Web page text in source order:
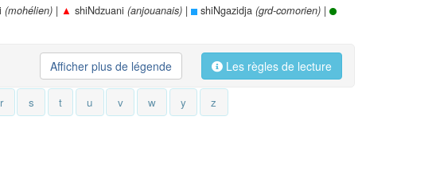
(mohélien) | ▲ shiNdzuani (anjouanais) | shiNgazidja (grd-comorien) |
Les règles de lecture
Afficher plus de légende
r s t u v w y z